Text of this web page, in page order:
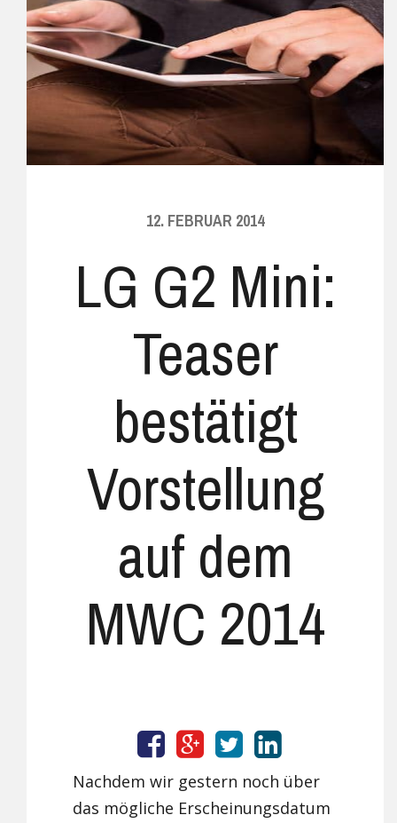
12. FEBRUAR 2014
LG G2 Mini:
Teaser
bestätigt
Vorstellung
auf dem
MWC 2014
Nachdem wir gestern noch über
das mögliche Erscheinungsdatum